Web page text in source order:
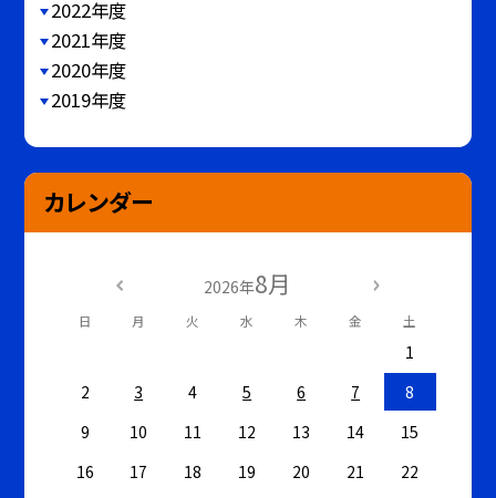
2022年度
2021年度
2020年度
2019年度
カレンダー
2026年8月
日 月 火 水 木 金 土
1
2
3 4 5 6 7
8
9
10 11 12 13 14
15
16
17 18 19 20 21
22